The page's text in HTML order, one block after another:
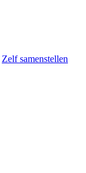
Zelf samenstellen